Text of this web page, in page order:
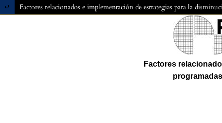
Volver a los detalles del artículo
Factores relacionados e implementación de estrategias para la